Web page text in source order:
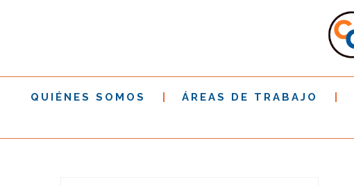
QUIÉNES SOMOS ÁREAS DE TRABAJO